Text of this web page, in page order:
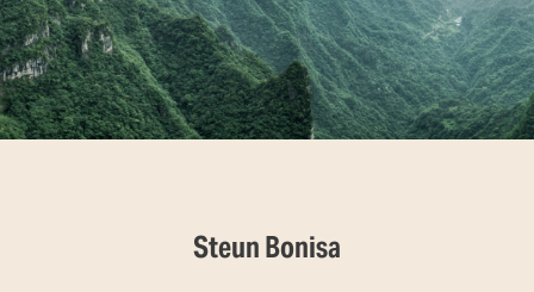
Steun Bonisa